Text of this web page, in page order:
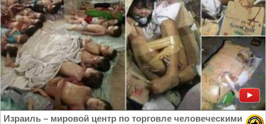
Израиль – мировой центр по торговле человеческими